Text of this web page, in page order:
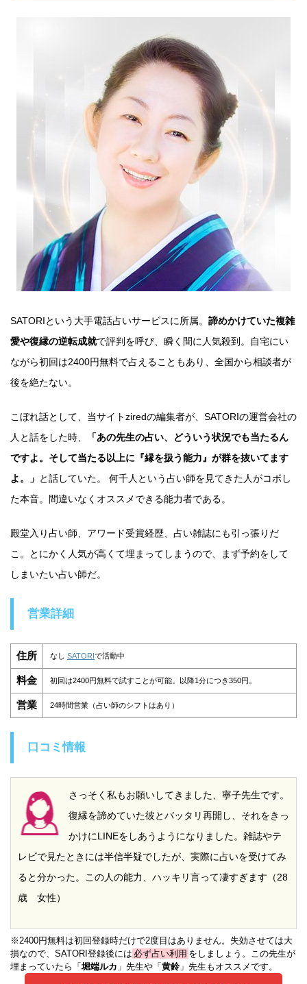
SATORIという大手電話占いサービスに所属。 諦めかけていた複雑
愛や復縁の逆転成就で評判を呼び、瞬く間に人気殺到。自宅にい
ながら初回は2400円無料で占えることもあり、全国から相談者が
後を絶たない。
こぼれ話として、当サイトziredの編集者が、SATORIの運営会社の
人と話をした時、
「あの先生の占い、どういう状況でも当たるん
ですよ。そして当たる以上に『縁を扱う能力』が群を抜いてます
よ。」 と話していた。 何千人という占い師を見てきた人がコボし
た本音。間違いなくオススメできる能力者である。
殿堂入り占い師、アワード受賞経歴、占い雑誌にも引っ張りだ
こ。とにかく人気が高くて埋まってしまうので、まず予約をして
しまいたい占い師だ。
営業詳細
住所 なし SATORIで活動中
料金 初回は2400円無料で試すことが可能。以降1分につき350円。
営業 24時間営業（占い師のシフトはあり）
口コミ情報
さっそく私もお願いしてきました、寧子先生です。
復縁を諦めていた彼とバッタリ再開し、それをきっ
かけにLINEをしあうようになりました。雑誌やテ
レビで見たときには半信半疑でしたが、実際に占いを受けてみ
ると分かった。この人の能力、ハッキリ言って凄すぎます（28
歳 女性）
※2400円無料は初回登録時だけで2度目はありません。失効させては大
損なので、SATORI登録後には 必ず占い利用 をしましょう。この先生が
埋まっていたら「堀端ルカ 」先生や「 黄鈴」先生もオススメです。